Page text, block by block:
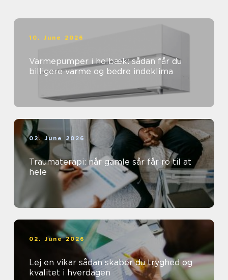
10. June 2026
Varmepumper i holbæk: sådan får du
billigere varme og bedre indeklima
02. June 2026
Traumaterapi: når gamle sår får ro til at
hele
02. June 2026
Lej en vikar sådan skaber du tryghed og
kvalitet i hverdagen